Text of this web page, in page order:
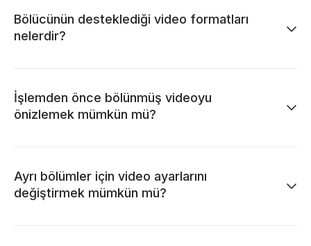
Bölücünün desteklediği video formatları
nelerdir?
İşlemden önce bölünmüş videoyu
önizlemek mümkün mü?
Ayrı bölümler için video ayarlarını
değiştirmek mümkün mü?